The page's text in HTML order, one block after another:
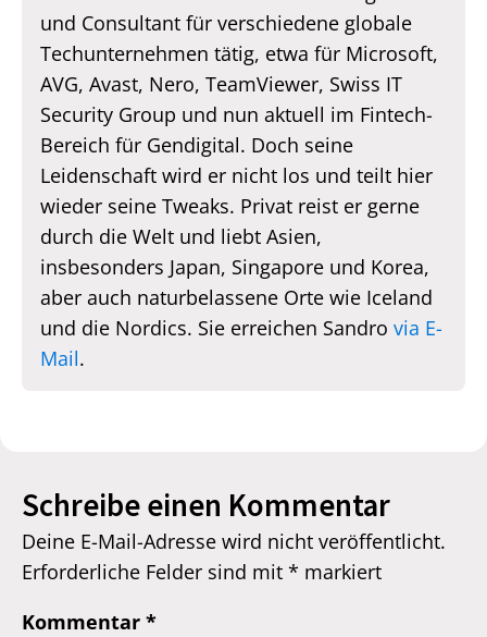
und Consultant für verschiedene globale
Techunternehmen tätig, etwa für Microsoft,
AVG, Avast, Nero, TeamViewer, Swiss IT
Security Group und nun aktuell im Fintech-
Bereich für Gendigital. Doch seine
Leidenschaft wird er nicht los und teilt hier
wieder seine Tweaks. Privat reist er gerne
durch die Welt und liebt Asien,
insbesonders Japan, Singapore und Korea,
aber auch naturbelassene Orte wie Iceland
und die Nordics. Sie erreichen Sandro via E-
Mail.
Schreibe einen Kommentar
Deine E-Mail-Adresse wird nicht veröffentlicht.
Erforderliche Felder sind mit * markiert
Kommentar *